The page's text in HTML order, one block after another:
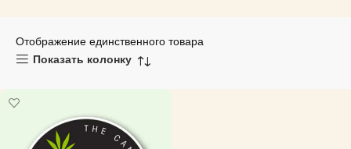
Отображение единственного товара
Показать колонку